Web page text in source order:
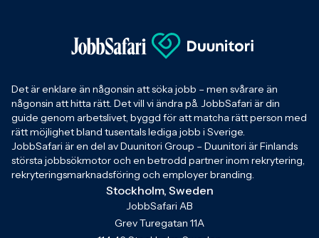
Det är enklare än någonsin att söka jobb – men svårare än
någonsin att hitta rätt. Det vill vi ändra på. JobbSafari är din
guide genom arbetslivet, byggd för att matcha rätt person med
rätt möjlighet bland tusentals lediga jobb i Sverige.
JobbSafari är en del av Duunitori Group – Duunitori är Finlands
största jobbsökmotor och en betrodd partner inom rekrytering,
rekryteringsmarknadsföring och employer branding.
Stockholm, Sweden
JobbSafari AB
Grev Turegatan 11A